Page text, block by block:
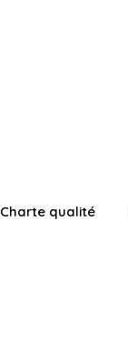
Charte qualité